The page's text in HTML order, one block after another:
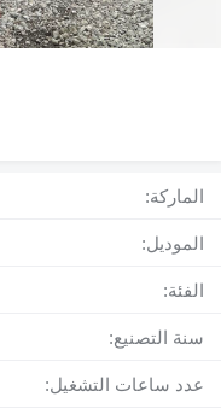
الماركة:
الموديل:
الفئة:
سنة التصنيع:
عدد ساعات التشغيل: